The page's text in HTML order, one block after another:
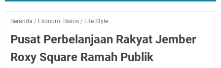
Beranda / Ekonomi Bisnis / Life Style
Pusat Perbelanjaan Rakyat Jember
Roxy Square Ramah Publik